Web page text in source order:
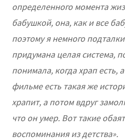
определенного момента
бабушкой, она, как и все
поэтому я немного
придумана целая система,
понимала, когда храп есть,
фильме есть такая же
храпит, а потом вдруг
что он умер. Вот такие
воспоминания из детства».